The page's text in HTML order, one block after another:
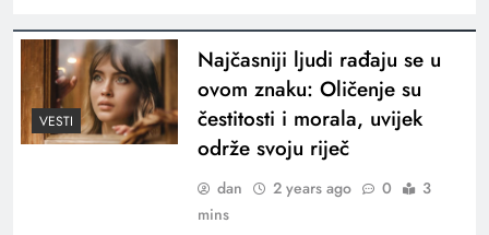
VESTI
Najčasniji ljudi rađaju se u
ovom znaku: Oličenje su
čestitosti i morala, uvijek
održe svoju riječ
dan 2 years ago 0
3
mins